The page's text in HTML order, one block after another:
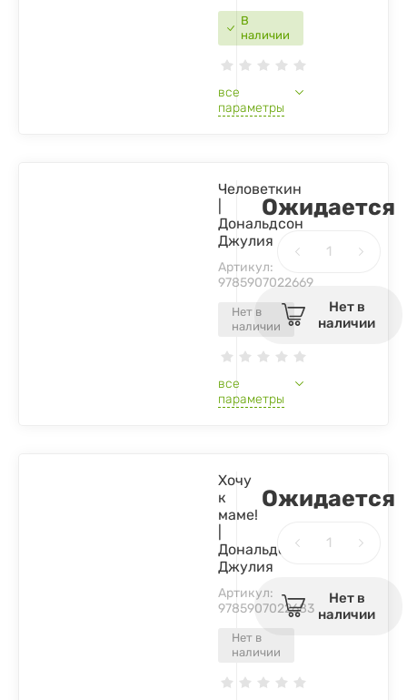
В
наличии
все
параметры
Нет в
наличии
Человеткин
Дональдсон
Джулия
Артикул:
9785907022669
все
параметры
Ожидается
Нет в
наличии
Нет в
наличии
Хочу
к
маме!
Дональдсон
Джулия
Артикул:
9785907022683
Ожидается
Нет в
наличии